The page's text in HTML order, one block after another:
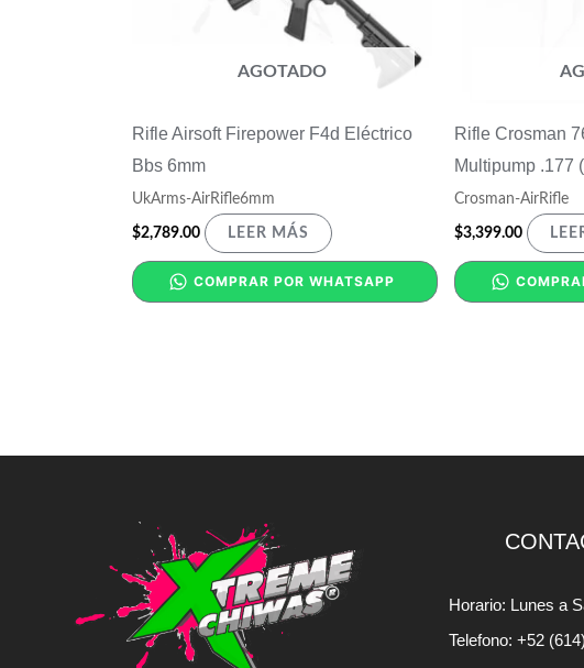
AGOTADO
Rifle Airsoft Firepower F4d Eléctrico
Bbs 6mm
UkArms-AirRifle6mm
$2,789.00 LEER MÁS
COMPRAR POR WHATSAPP
Rifle Crosman
Multipump .177
Crosman-AirRifle
$3,399.00
Horario: Lunes a
Telefono: +52